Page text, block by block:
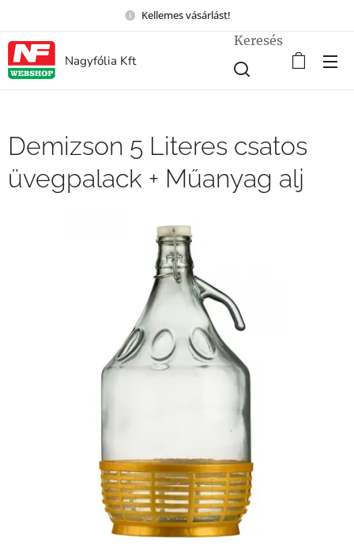
Kellemes vásárlást!
Nagyfólia Kft
Keresés
Demizson 5 Literes csatos
üvegpalack + Műanyag alj